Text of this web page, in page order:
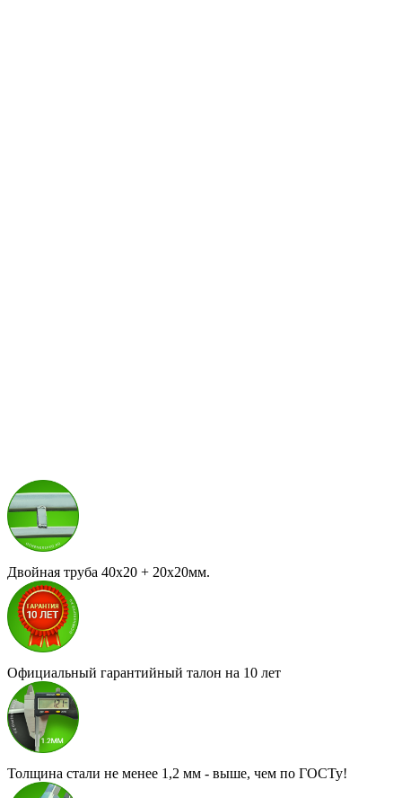
Двойная труба 40х20 + 20х20мм.
Официальный гарантийный талон на 10 лет
Толщина стали не менее 1,2 мм - выше, чем по ГОСТу!